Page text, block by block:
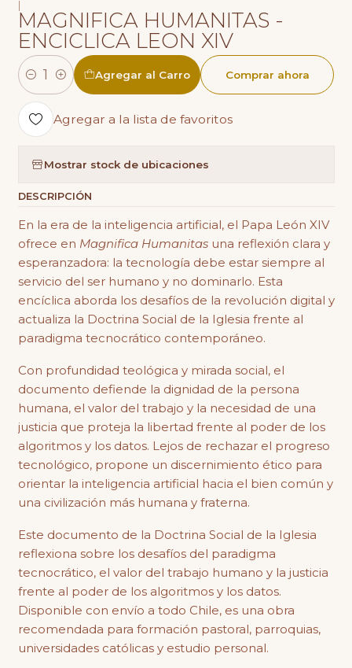
MAGNIFICA HUMANITAS -
ENCICLICA LEON XIV
Cantidad
Agregar al Carro Comprar ahora
Agregar a la lista de favoritos
Mostrar stock de ubicaciones
DESCRIPCIÓN
En la era de la inteligencia artificial, el Papa León XIV
ofrece en Magnifica Humanitasuna reflexión clara y
esperanzadora: la tecnología debe estar siempre al
servicio del ser humano y no dominarlo. Esta
encíclica aborda los desafíos de la revolución digital y
actualiza la Doctrina Social de la Iglesia frente al
paradigma tecnocrático contemporáneo.
Con profundidad teológica y mirada social, el
documento defiende la dignidad de la persona
humana, el valor del trabajo y la necesidad de una
justicia que proteja la libertad frente al poder de los
algoritmos y los datos. Lejos de rechazar el progreso
tecnológico, propone un discernimiento ético para
orientar la inteligencia artificial hacia el bien común y
una civilización más humana y fraterna.
Este documento de la Doctrina Social de la Iglesia
reflexiona sobre los desafíos del paradigma
tecnocrático, el valor del trabajo humano y la justicia
frente al poder de los algoritmos y los datos.
Disponible con envío a todo Chile, es una obra
recomendada para formación pastoral, parroquias,
universidades católicas y estudio personal.